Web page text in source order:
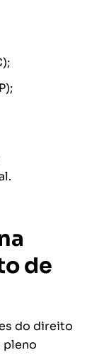
de
do direito
pleno